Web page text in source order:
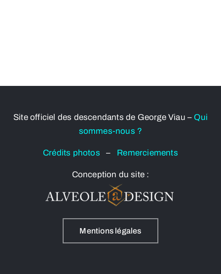
Site officiel des descendants de George Viau – Qui
sommes-nous ?
Crédits photos– Remerciements
Conception du site :
Mentions légales